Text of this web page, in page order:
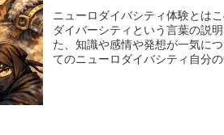
ニューロダイバシティ体験とは
ダイバーシティという言葉の説
た、知識や感情や発想が一気に
てのニューロダイバシティ自分